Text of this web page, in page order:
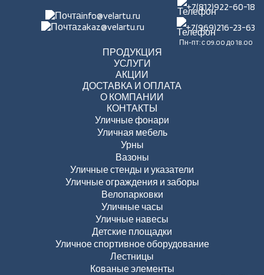
info@velartu.ru
zakaz@velartu.ru
+7(812)922-60-18
+7(969)216-23-63
Пн-пт: с 09.00 до 18.00
ПРОДУКЦИЯ
УСЛУГИ
АКЦИИ
ДОСТАВКА И ОПЛАТА
О КОМПАНИИ
КОНТАКТЫ
Уличные фонари
Уличная мебель
Урны
Вазоны
Уличные стенды и указатели
Уличные ограждения и заборы
Велопарковки
Уличные часы
Уличные навесы
Детские площадки
Уличное спортивное оборудование
Лестницы
Кованые элементы